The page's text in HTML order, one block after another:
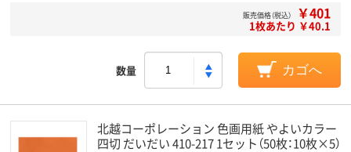
販売価格（税込） ￥401
1枚あたり ￥40.1
数量 カゴへ
北越コーポレーション 色画用紙 やよいカラー
四切 だいだい 410-217 1セット（50枚：10枚×5）